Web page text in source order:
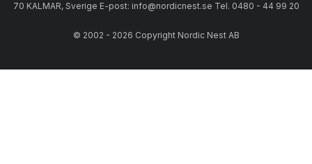
70 KALMAR, Sverige E-post: info@nordicnest.se Tel. 0480 - 44 99 20
© 2002 - 2026 Copyright Nordic Nest AB